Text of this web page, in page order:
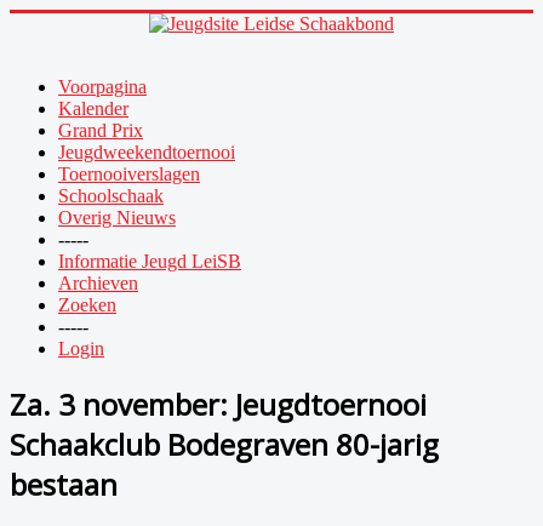
Voorpagina
Kalender
Grand Prix
Jeugdweekendtoernooi
Toernooiverslagen
Schoolschaak
Overig Nieuws
-----
Informatie Jeugd LeiSB
Archieven
Zoeken
-----
Login
Za. 3 november: Jeugdtoernooi
Schaakclub Bodegraven 80-jarig
bestaan